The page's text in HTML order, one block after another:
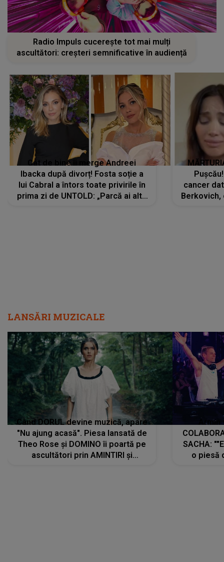
Radio Impuls cucerește tot mai mulți
ascultători: creșteri semnificative în audiență
Cât de bine îi merge Andreei
Ibacka după divorț! Fosta soție a
lui Cabral a întors toate privirile în
prima zi de UNTOLD: „Parcă ai altă
cancer
LANSĂRI MUZICALE
Când DORUL devine muzică, apare
"Nu ajung acasă". Piesa lansată de
Theo Rose și DOMINO îi poartă pe
ascultători prin AMINTIRI și
SACHA:
o piesă